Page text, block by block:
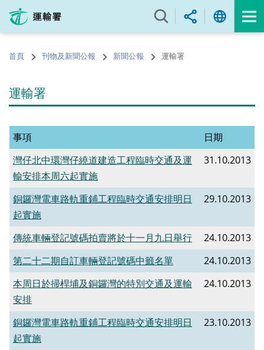
內
的首頁 刊物及新聞公報 新聞公報 運輸署
運輸署
事項
日期
灣仔北中環灣仔繞道建造工程臨時交通及運
輸安排本周六起實施
31.10.2013
銅鑼灣電車路軌重鋪工程臨時交通安排明日
起實施
29.10.2013
傳統車輛登記號碼拍賣將於十一月九日舉行
24.10.2013
第二十二期自訂車輛登記號碼中籤名單
24.10.2013
本周日於掃桿埔及銅鑼灣的特別交通及運輸
安排
24.10.2013
銅鑼灣電車路軌重鋪工程臨時交通安排明日
起實施
23.10.2013